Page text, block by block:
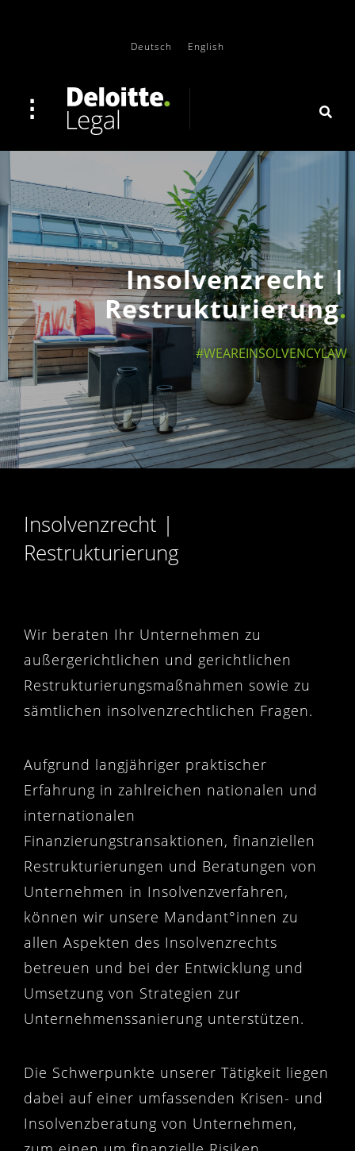
Deutsch English
Insolvenzrecht |
Restrukturierung
#WEAREINSOLVENCYLAW
Insolvenzrecht |
Restrukturierung
Wir beraten Ihr Unternehmen zu
außergerichtlichen und gerichtlichen
Restrukturierungsmaßnahmen sowie zu
sämtlichen insolvenzrechtlichen Fragen.
Aufgrund langjähriger praktischer
Erfahrung in zahlreichen nationalen und
internationalen
Finanzierungstransaktionen, finanziellen
Restrukturierungen und Beratungen von
Unternehmen in Insolvenzverfahren,
können wir unsere Mandant°innen zu
allen Aspekten des Insolvenzrechts
betreuen und bei der Entwicklung und
Umsetzung von Strategien zur
Unternehmenssanierung unterstützen.
Die Schwerpunkte unserer Tätigkeit liegen
dabei auf einer umfassenden Krisen- und
Insolvenzberatung von Unternehmen,